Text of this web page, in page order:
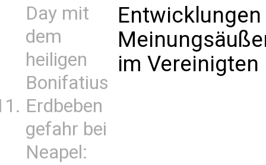
Day mit
dem
heiligen
Bonifatius
Erdbeben
gefahr bei
Neapel:
im